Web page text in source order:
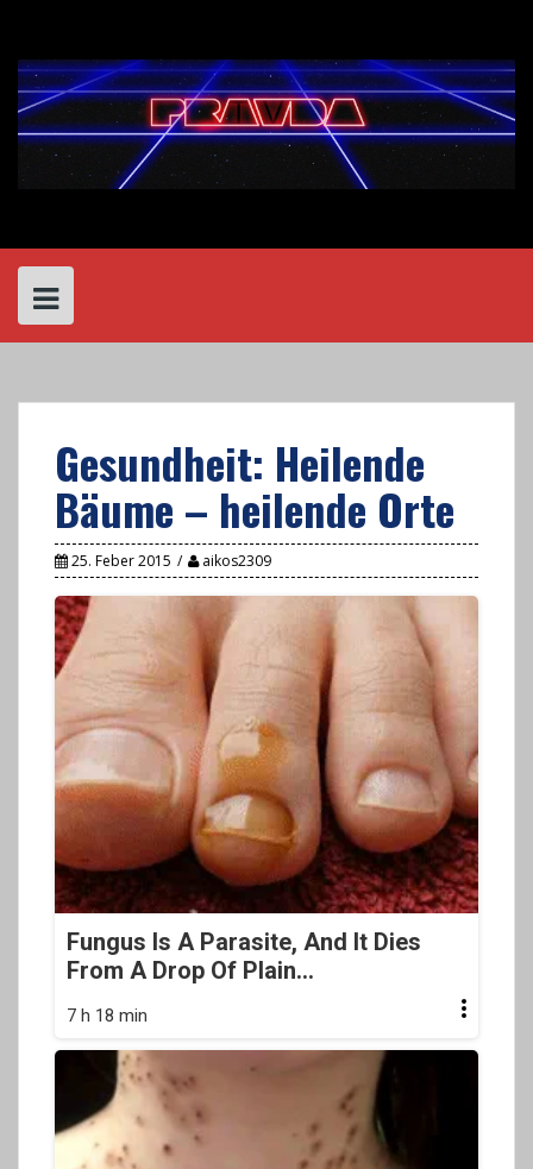
content
Gesundheit: Heilende
Bäume – heilende Orte
25. Feber 2015 aikos2309
Fungus Is A Parasite, And It Dies
From A Drop Of Plain...
7 h 18 min